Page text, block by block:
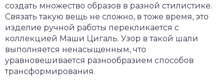
создать множество образов в разной стилистике.
Связать такую вещь не сложно, в тоже время, это
изделие ручной работы перекликается с
коллекцией Маши Цигаль. Узор в такой шали
выполняется ненасыщенным, что
уравновешивается разнообразием способов
трансформирования.